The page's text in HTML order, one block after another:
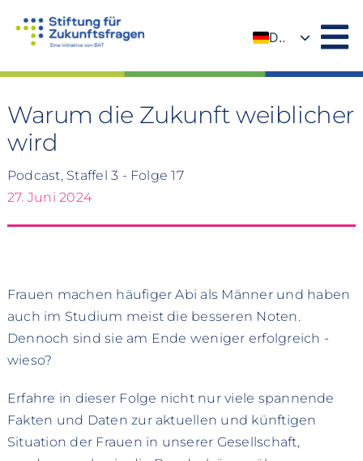
Inhalt
DE
Warum die Zukunft weiblicher
wird
Podcast, Staffel 3 - Folge 17
27. Juni 2024
Frauen machen häufiger Abi als Männer und haben
auch im Studium meist die besseren Noten.
Dennoch sind sie am Ende weniger erfolgreich -
wieso?
Erfahre in dieser Folge nicht nur viele spannende
Fakten und Daten zur aktuellen und künftigen
Situation der Frauen in unserer Gesellschaft,